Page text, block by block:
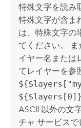
特殊文字を読み
特殊文字が含ま
は、特殊文字の
てください。 ま
イヤー名または
てレイヤーを参
${$layers[0]}
ASCII 以外の文
チャ サービス